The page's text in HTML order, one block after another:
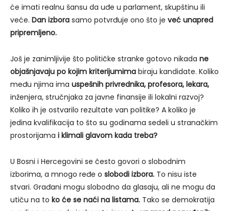
će imati realnu šansu da uđe u parlament, skupštinu ili
veće. Dan izbora samo potvrđuje ono što je već unapred
pripremljeno.
Još je zanimljivije što političke stranke gotovo nikada ne
objašnjavaju po kojim kriterijumima biraju kandidate. Koliko
među njima ima uspešnih privrednika, profesora, lekara,
inženjera, stručnjaka za javne finansije ili lokalni razvoj?
Koliko ih je ostvarilo rezultate van politike? A koliko je
jedina kvalifikacija to što su godinama sedeli u stranačkim
prostorijama i klimali glavom kada treba?
U Bosni i Hercegovini se često govori o slobodnim
izborima, a mnogo ređe o slobodi izbora. To nisu iste
stvari. Građani mogu slobodno da glasaju, ali ne mogu da
utiču na to ko će se naći na listama. Tako se demokratija